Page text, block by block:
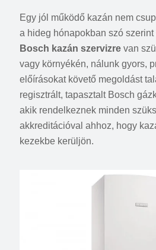
Egy jól működő kazán nem
a hideg hónapokban szó
Bosch kazán szervizre van
vagy környékén, nálunk gyors,
előírásokat követő megoldást
regisztrált, tapasztalt Bosch
akik rendelkeznek minden
akkreditációval ahhoz, hogy
kezekbe kerüljön.